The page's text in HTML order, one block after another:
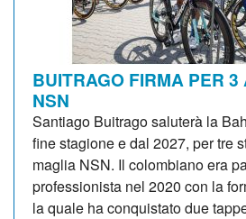
BUITRAGO FIRMA PER
NSN
Santiago Buitrago saluterà la
fine stagione e dal 2027, per tre
maglia NSN. Il colombiano era
professionista nel 2020 con la
la quale ha conquistato due